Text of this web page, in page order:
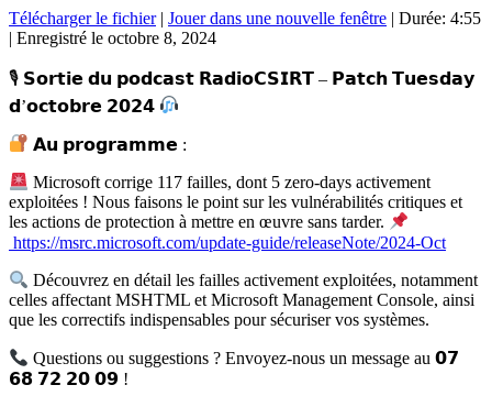
Télécharger le fichier| Jouer dans une nouvelle fenêtre | Durée: 4:55
| Enregistré le octobre 8, 2024
🎙 𝗦𝗼𝗿𝘁𝗶𝗲 𝗱𝘂 𝗽𝗼𝗱𝗰𝗮𝘀𝘁 𝗥𝗮𝗱𝗶𝗼𝗖𝗦𝗜𝗥𝗧 – 𝗣𝗮𝘁𝗰𝗵 𝗧𝘂𝗲𝘀𝗱𝗮𝘆
𝗱’𝗼𝗰𝘁𝗼𝗯𝗿𝗲 𝟮𝟬𝟮𝟰
𝗔𝘂 𝗽𝗿𝗼𝗴𝗿𝗮𝗺𝗺𝗲 :
Microsoft corrige 117 failles, dont 5 zero-days activement
exploitées ! Nous faisons le point sur les vulnérabilités critiques et
les actions de protection à mettre en œuvre sans tarder.
https://msrc.microsoft.com/update-guide/releaseNote/2024-Oct
Découvrez en détail les failles activement exploitées, notamment
celles affectant MSHTML et Microsoft Management Console, ainsi
que les correctifs indispensables pour sécuriser vos systèmes.
Questions ou suggestions ? Envoyez-nous un message au 𝟬𝟳
𝟲𝟴 𝟳𝟮 𝟮𝟬 𝟬𝟵 !